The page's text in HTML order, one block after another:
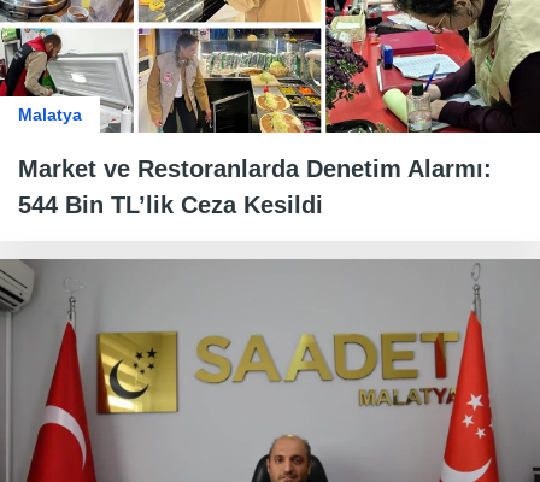
Malatya
Market ve Restoranlarda Denetim Alarmı:
544 Bin TL’lik Ceza Kesildi